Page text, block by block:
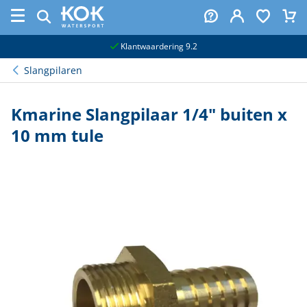
Klantwaardering 9.2
Slangpilaren
Kmarine Slangpilaar 1/4" buiten x
10 mm tule